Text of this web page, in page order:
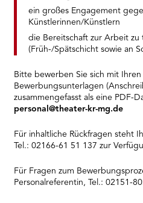
ein großes Engagement
Künstlerinnen/Künstlern
die Bereitschaft zur Arbeit
(Früh-/Spätschicht sowie an
Bitte bewerben Sie sich mit
Bewerbungsunterlagen
zusammengefasst als eine PDF-
personal@theater-kr-mg.de
Für inhaltliche Rückfragen steht
Tel.: 02166-61 51 137 zur
Für Fragen zum
Personalreferentin, Tel.: 02151-